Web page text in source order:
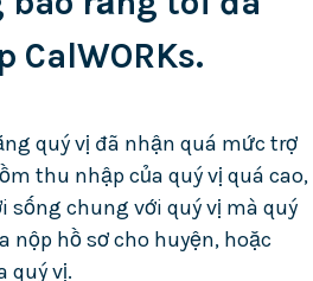
quý vị đã nhận quá mức trợ
thu nhập của quý vị quá cao,
sống chung với quý vị mà quý
nộp hồ sơ cho huyện, hoặc
quý vị.